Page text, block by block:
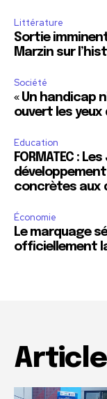
Littérature
Sortie
Marzin sur
Société
« Un handicap
ouvert les yeux
Education
FORMATEC :
concrètes aux
Économie
Le marquage
officiellement